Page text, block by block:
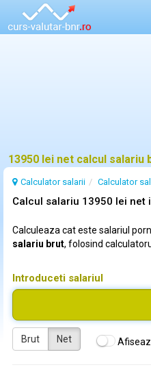
13950 lei net calcul salariu
Calculator salarii Calculator
Calcul salariu 13950 lei net
Calculeaza cat este salariul
salariu brut, folosind
Introduceti salariul
Brut Net